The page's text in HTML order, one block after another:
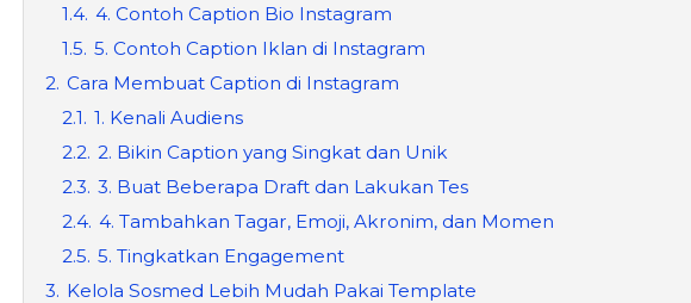
1.4. 4. Contoh Caption Bio Instagram
1.5. 5. Contoh Caption Iklan di Instagram
2. Cara Membuat Caption di Instagram
2.1. 1. Kenali Audiens
2.2. 2. Bikin Caption yang Singkat dan Unik
2.3. 3. Buat Beberapa Draft dan Lakukan Tes
2.4. 4. Tambahkan Tagar, Emoji, Akronim, dan Momen
2.5. 5. Tingkatkan Engagement
3. Kelola Sosmed Lebih Mudah Pakai Template